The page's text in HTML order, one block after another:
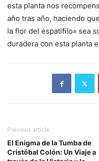
esta planta nos
año tras año, haciendo
la flor del espatifilo» sea
duradera con esta planta
Previous article
El Enigma de la Tumba de
Cristóbal Colón: Un Viaje a